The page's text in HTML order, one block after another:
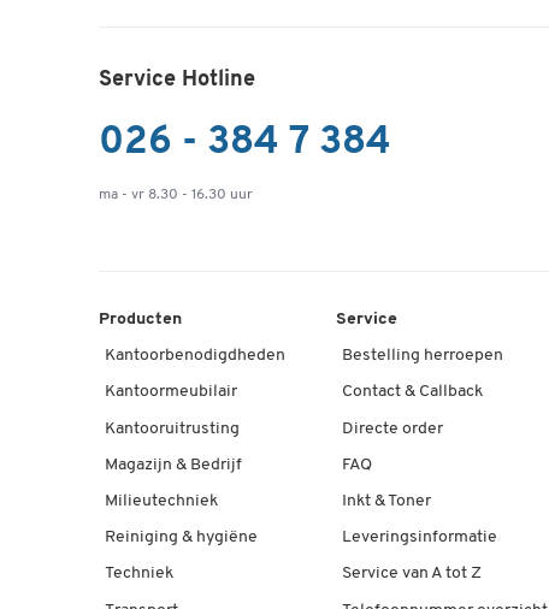
Service Hotline
026 - 384 7 384
ma - vr 8.30 - 16.30 uur
Producten
Kantoorbenodigdheden
Kantoormeubilair
Kantooruitrusting
Magazijn & Bedrijf
Milieutechniek
Reiniging & hygiëne
Techniek
Service
Bestelling herroepen
Contact & Callback
Directe order
FAQ
Inkt & Toner
Leveringsinformatie
Service van A tot Z